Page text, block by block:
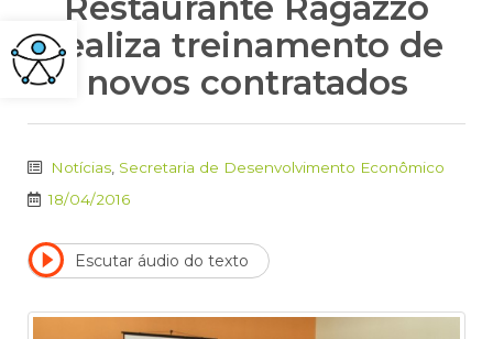
realiza treinamento de
novos contratados
Notícias Secretaria de Desenvolvimento Econômico
18/04/2016
Escutar áudio do texto